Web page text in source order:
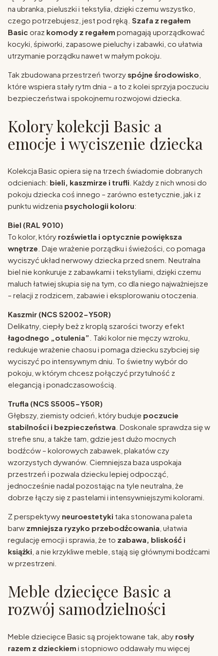
na ubranka, pieluszki i tekstylia, dzięki czemu wszystko,
czego potrzebujesz, jest pod ręką. Szafa z regałem
Basic oraz komody z regałem pomagają uporządkować
kocyki, śpiworki, zapasowe pieluchy i zabawki, co ułatwia
utrzymanie porządku nawet w małym pokoju.
Tak zbudowana przestrzeń tworzyspójne środowisko
które wspiera stały rytm dnia – a to z kolei sprzyja poczuciu
bezpieczeństwa i spokojnemu rozwojowi dziecka.
Kolory kolekcji Basic a
emocje i wyciszenie dziecka
Kolekcja Basic opiera się na trzech świadomie dobranych
odcieniach: bieli, kaszmirze i trufli . Każdy z nich wnosi do
pokoju dziecka coś innego – zarówno estetycznie, jak i z
punktu widzenia psychologii koloru:
Biel (RAL 9010)
To kolor, który rozświetla i optycznie powiększa
wnętrze . Daje wrażenie porządku i świeżości, co pomaga
wyciszyć układ nerwowy dziecka przed snem. Neutralna
biel nie konkuruje z zabawkami i tekstyliami, dzięki czemu
maluch łatwiej skupia się na tym, co dla niego najważniejsze
– relacji z rodzicem, zabawie i eksplorowaniu otoczenia.
Kaszmir (NCS S2002-Y50R)
Delikatny, ciepły beż z kroplą szarości tworzy efekt
łagodnego „otulenia” . Taki kolor nie męczy wzroku,
redukuje wrażenie chaosu i pomaga dziecku szybciej się
wyciszyć po intensywnym dniu. To świetny wybór do
pokoju, w którym chcesz połączyć przytulność z
elegancją i ponadczasowością.
Trufla (NCS S5005-Y50R)
Głębszy, ziemisty odcień, który buduje poczucie
stabilności i bezpieczeństwa . Doskonale sprawdza się w
strefie snu, a także tam, gdzie jest dużo mocnych
bodźców – kolorowych zabawek, plakatów czy
wzorzystych dywanów. Ciemniejsza baza uspokaja
przestrzeń i pozwala dziecku lepiej odpocząć,
jednocześnie nadal pozostając na tyle neutralna, że
dobrze łączy się z pastelami i intensywniejszymi kolorami.
Z perspektywy neuroestetyki taka stonowana paleta
barw zmniejsza ryzyko przebodźcowania , ułatwia
regulację emocji i sprawia, że to zabawa, bliskość i
książki , a nie krzykliwe meble, stają się głównymi bodźcami
w przestrzeni.
Meble dziecięce Basic a
rozwój samodzielności
Meble dziecięce Basic są projektowane tak, aby rosły
razem z dzieckiem i stopniowo oddawały mu więcej